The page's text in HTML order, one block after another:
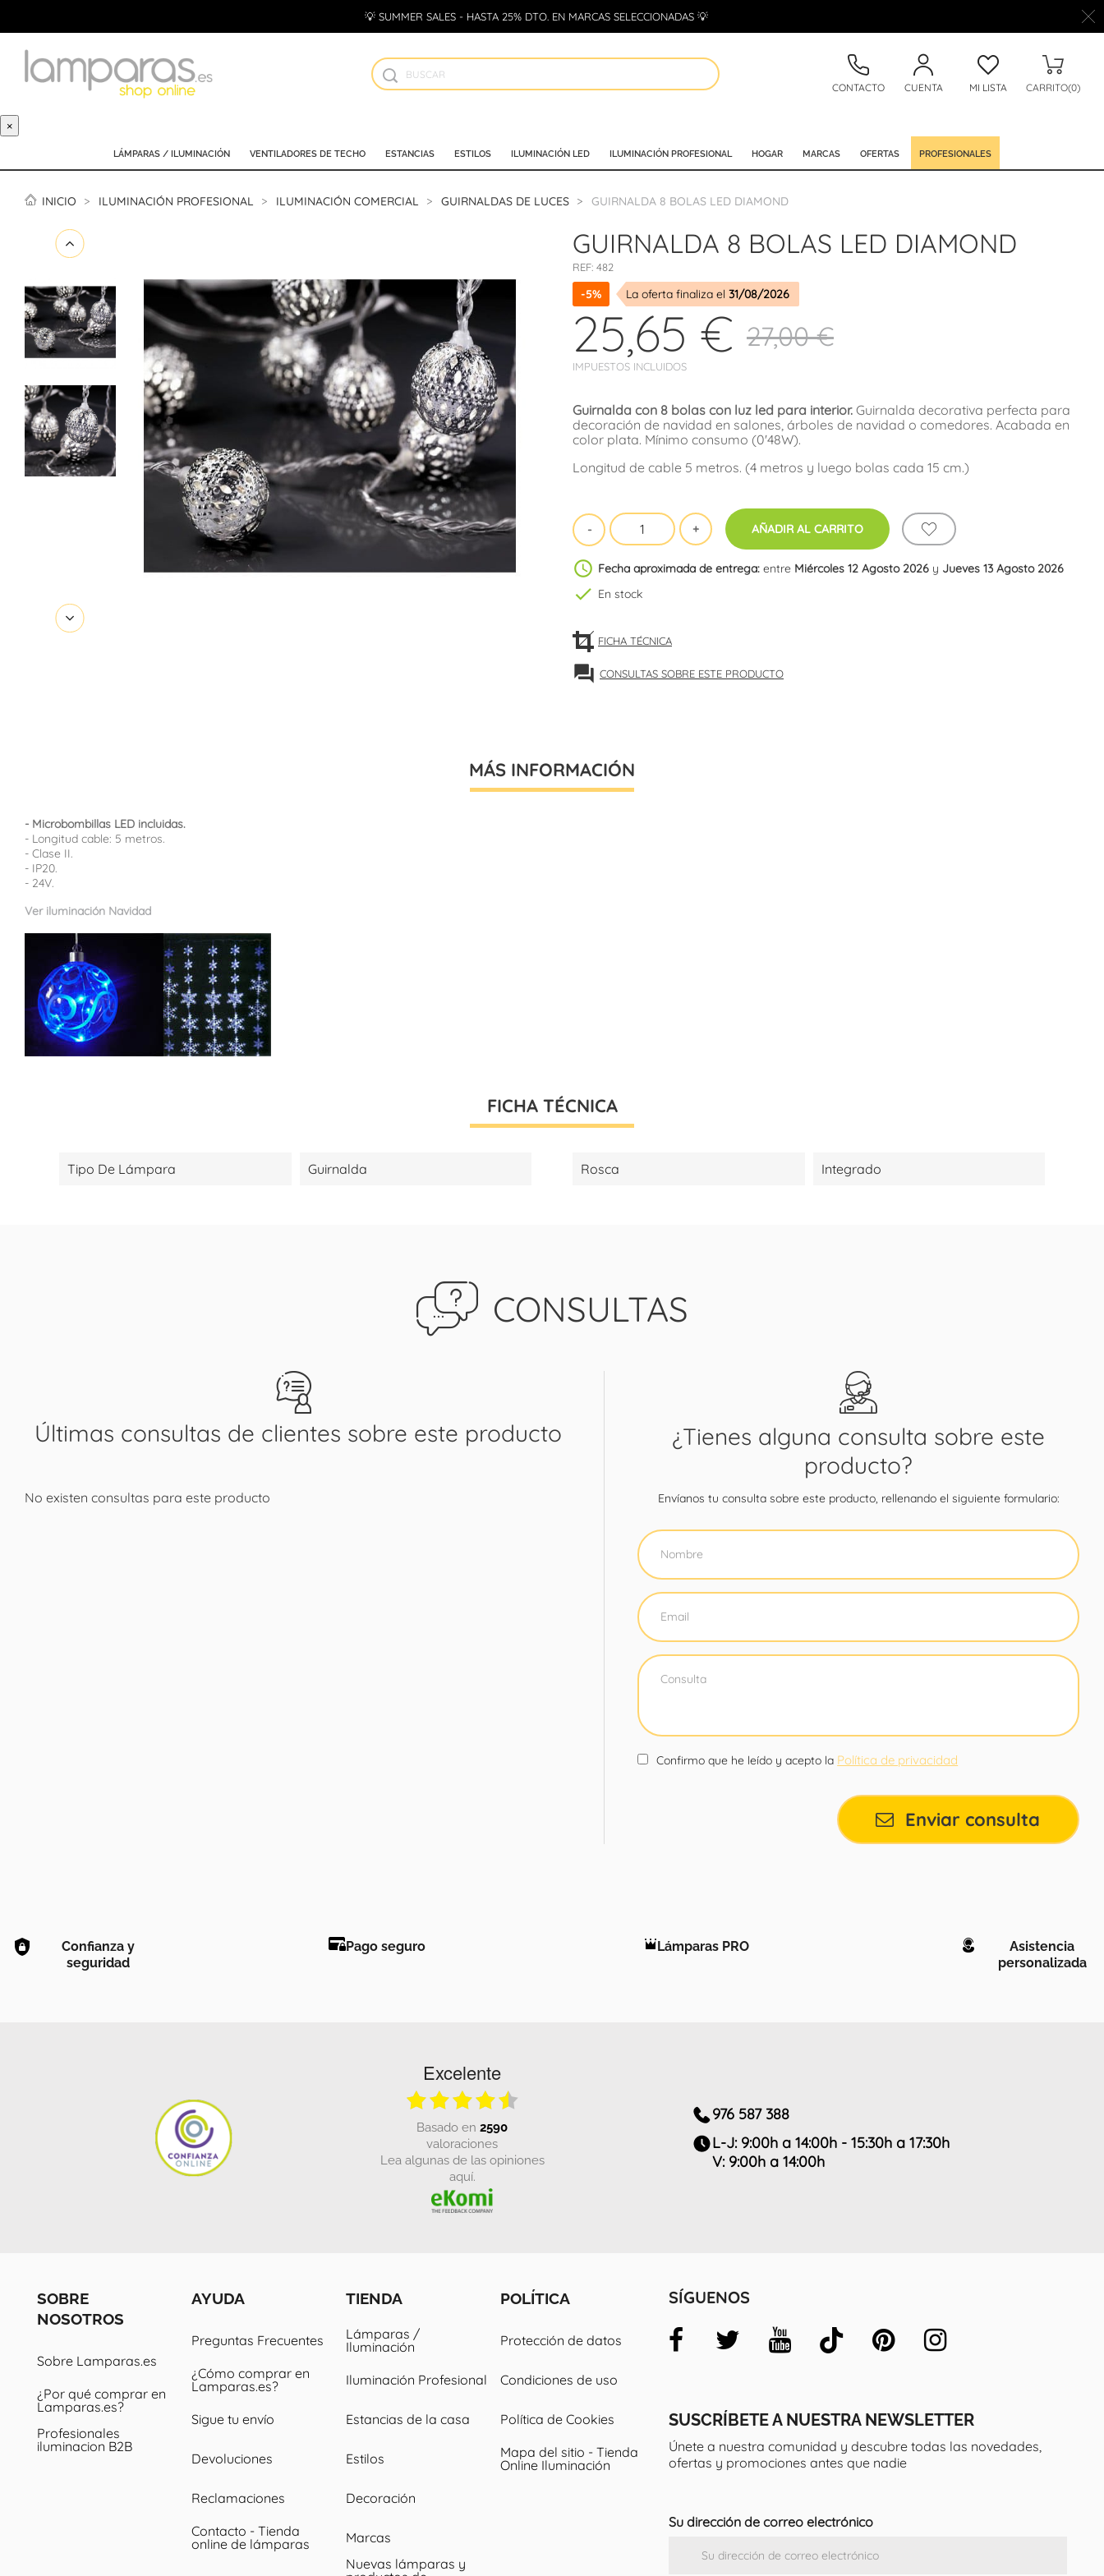
💡 SUMMER SALES - HASTA 25% DTO. EN MARCAS SELECCIONADAS 💡
CONTACTO CUENTA MI LISTA CARRITO(0)
×
LÁMPARAS / ILUMINACIÓN VENTILADORES DE TECHO ESTANCIAS ESTILOS ILUMINACIÓN LED ILUMINACIÓN PROFESIONAL HOGAR MARCAS OFERTAS PROFESIONALES
INICIO ILUMINACIÓN PROFESIONAL ILUMINACIÓN COMERCIAL GUIRNALDAS DE LUCES GUIRNALDA 8 BOLAS LED DIAMOND
GUIRNALDA 8 BOLAS LED DIAMOND
REF: 482
-5% La oferta finaliza el 31/08/2026
25,65 €
IMPUESTOS INCLUIDOS
27,00 €
Guirnalda con 8 bolas con luz led para interior. Guirnalda decorativa perfecta para
decoración de navidad en salones, árboles de navidad o comedores. Acabada en
color plata. Mínimo consumo (0'48W).
Longitud de cable 5 metros. (4 metros y luego bolas cada 15 cm.)
AÑADIR AL CARRITO
schedule Fecha aproximada de entrega: entre Miércoles 12 Agosto 2026 y Jueves 13 Agosto 2026
check En stock
FICHA TÉCNICA
forum CONSULTAS SOBRE ESTE PRODUCTO
MÁS INFORMACIÓN
- Microbombillas LED incluidas.
- Longitud cable: 5 metros.
- Clase II.
- IP20.
- 24V.
Ver iluminación Navidad
FICHA TÉCNICA
Tipo De Lámpara Guirnalda Rosca Integrado
CONSULTAS
Últimas consultas de clientes sobre este producto
No existen consultas para este producto
¿Tienes alguna consulta sobre este
producto?
Envíanos tu consulta sobre este producto, rellenando el siguiente formulario:
Confirmo que he leído y acepto la Política de privacidad
Enviar consulta
Confianza y
seguridad
Pago seguro Lámparas PRO
Asistencia
personalizada
Excelente
basado en 2590
valoraciones
Lea algunas de las opiniones
aquí.
976 587 388
L-J: 9:00h a 14:00h - 15:30h a 17:30h
V: 9:00h a 14:00h
SOBRE
NOSOTROS
Sobre Lamparas.es
¿Por qué comprar en
Lamparas.es?
Profesionales
iluminacion B2B
AYUDA
Preguntas Frecuentes
¿Cómo comprar en
Lamparas.es?
Sigue tu envío
Devoluciones
Reclamaciones
Contacto - Tienda
online de lámparas
TIENDA
Lámparas /
Iluminación
Iluminación Profesional
Estancias de la casa
Estilos
Decoración
Marcas
Nuevas lámparas y
POLÍTICA
Protección de datos
Condiciones de uso
Política de Cookies
Mapa del sitio - Tienda
Online Iluminación
SUSCRÍBETE A NUESTRA NEWSLETTER
Únete a nuestra comunidad y descubre todas las novedades,
ofertas y promociones antes que nadie
Su dirección de correo electrónico
SÍGUENOS